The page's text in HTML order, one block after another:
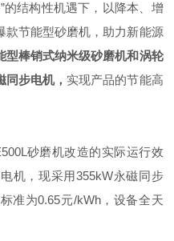
的结构性机遇下，以降本、增
款节能型砂磨机，助力新能源
型棒销式纳米级砂磨机和涡轮
步电机， 实现产品的节能高
砂磨机改造的实际运行效
机，现采用355kW永磁同步
准为0.65元/kWh，设备全天